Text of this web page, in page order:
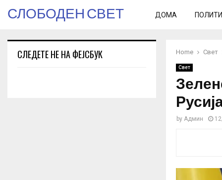
СЛОБОДЕН СВЕТ ДОМА
Home Свет
Свет
by Админ
СЛЕДЕТЕ НЕ НА ФЕЈСБУК